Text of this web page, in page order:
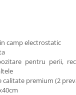
camp electrostatic
pentru perii,
premium (2